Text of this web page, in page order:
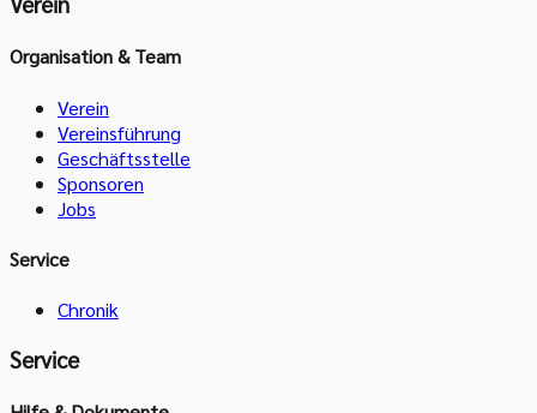
Organisation & Team
Verein
Vereinsführung
Geschäftsstelle
Sponsoren
Jobs
Service
Chronik
Service